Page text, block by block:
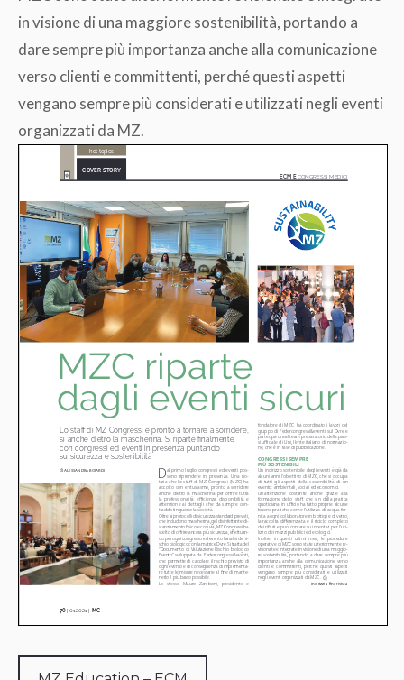
in visione di una maggiore sostenibilità, portando a
dare sempre più importanza anche alla comunicazione
verso clienti e committenti, perché questi aspetti
vengano sempre più considerati e utilizzati negli eventi
organizzati da MZ.